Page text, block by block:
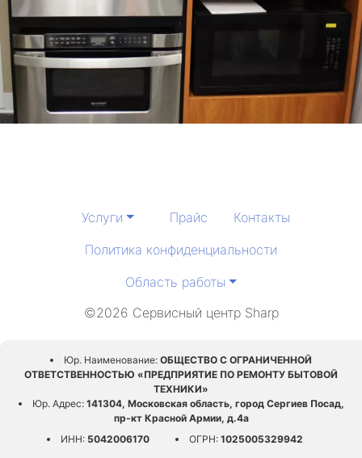
Услуги Прайс
Контакты
Политика конфиденциальности
Область работы
©2026 Сервисный центр Sharp
Юр. Наименование: ОБЩЕСТВО С ОГРАНИЧЕННОЙ
ОТВЕТСТВЕННОСТЬЮ «ПРЕДПРИЯТИЕ ПО РЕМОНТУ БЫТОВОЙ
ТЕХНИКИ»
Юр. Адрес:141304, Московская область, город Сергиев Посад,
пр-кт Красной Армии, д.4а
ИНН:5042006170 ОГРН:1025005329942